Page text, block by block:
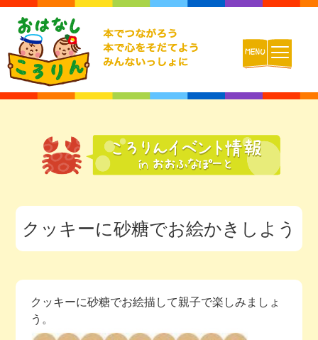
おはなしころりんとは
チームの紹介
動画配信
クッキーに砂糖でお絵かきしよう
クッキーに砂糖でお絵描して親子で楽しみましょ
う。